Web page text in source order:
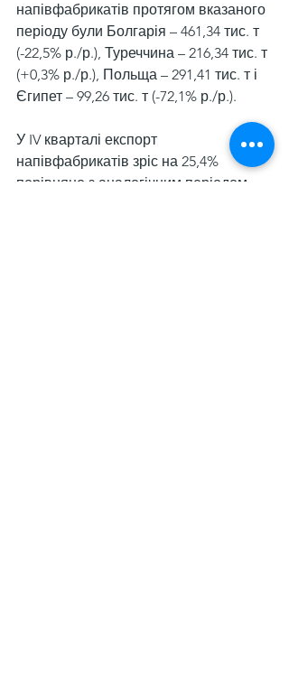
напівфабрикатів протягом вказаного
періоду були Болгарія – 461,34 тис. т
(-22,5% р./р.), Туреччина – 216,34 тис. т
(+0,3% р./р.), Польща – 291,41 тис. т і
Єгипет – 99,26 тис. т (-72,1% р./р.).
У IV кварталі експорт
напівфабрикатів зріс на 25,4%
порівняно з аналогічним періодом